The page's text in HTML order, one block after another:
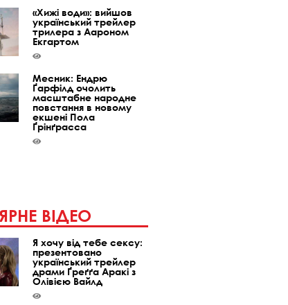
«Хижі води»: вийшов
український трейлер
трилера з Аароном
Екгартом
Месник: Ендрю
Ґарфілд очолить
масштабне народне
повстання в новому
екшені Пола
Ґрінґрасса
ВІДЕО
Я хочу від тебе сексу:
презентовано
український трейлер
драми Ґреґґа Аракі з
Олівією Вайлд